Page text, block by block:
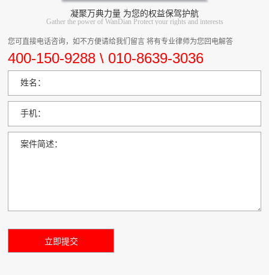
凝聚万典力量 为您的权益保驾护航
Gather the power of WanDian Protect your rights and interests
您可直接电话咨询，如不方便请给我们留言 将有专业律师为您回电解答
400-150-9288 \ 010-8639-3036
姓名：
手机：
案件简述：